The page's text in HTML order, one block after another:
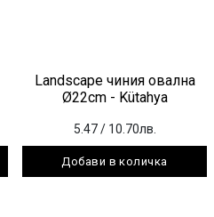
Landscape чиния овална
Ø22cm - Kütahya
5.47 / 10.70лв.
Добави в количка